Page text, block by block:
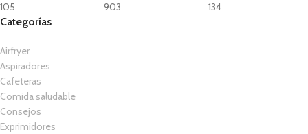
105 903 134
Categorías
Airfryer
Aspiradores
Cafeteras
Comida saludable
Consejos
Exprimidores